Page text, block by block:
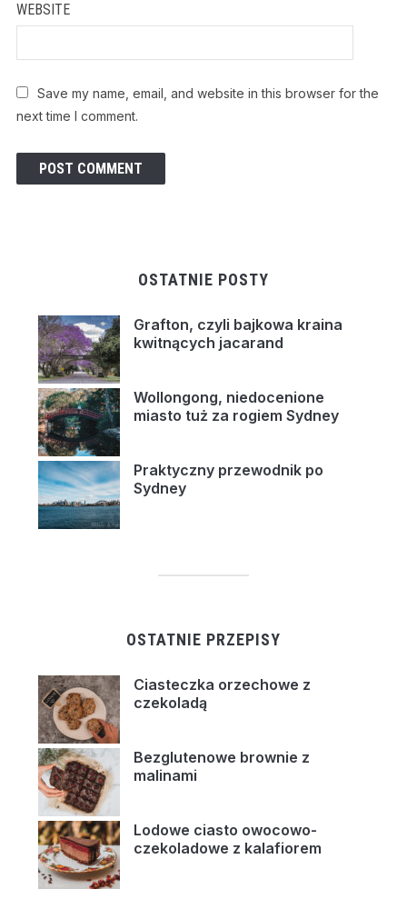
WEBSITE
Save my name, email, and website in this browser for the
next time I comment.
OSTATNIE POSTY
Grafton, czyli bajkowa kraina
kwitnących jacarand
Wollongong, niedocenione
miasto tuż za rogiem Sydney
Praktyczny przewodnik po
Sydney
OSTATNIE PRZEPISY
Ciasteczka orzechowe z
czekoladą
Bezglutenowe brownie z
malinami
Lodowe ciasto owocowo-
czekoladowe z kalafiorem